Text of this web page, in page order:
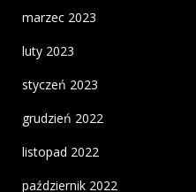
marzec 2023
luty 2023
styczeń 2023
grudzień 2022
listopad 2022
październik 2022